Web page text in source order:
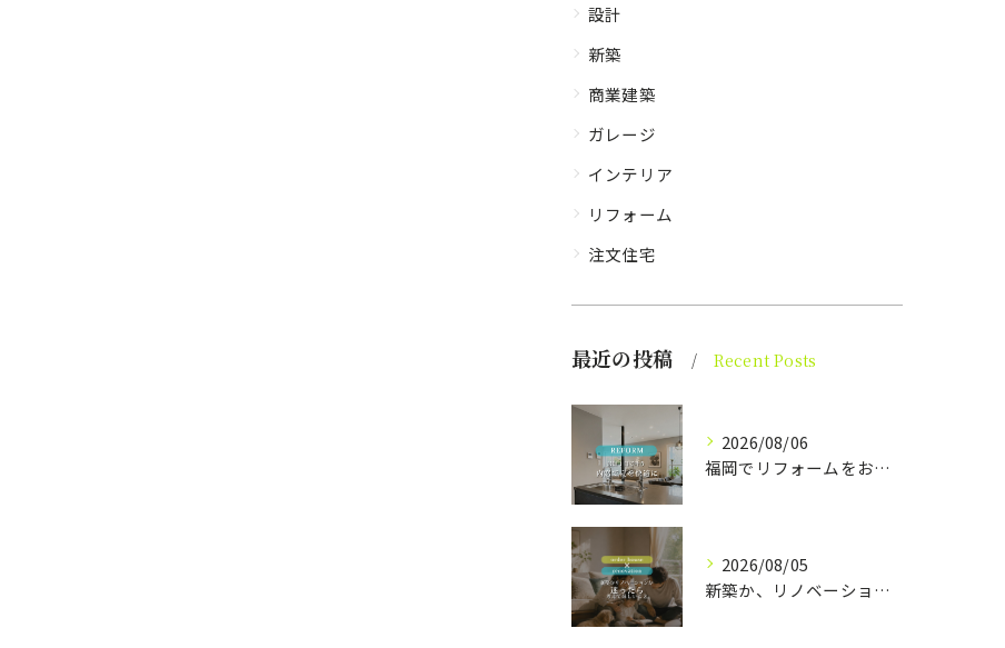
設計
新築
商業建築
ガレージ
インテリア
リフォーム
注文住宅
最近の投稿 Recent Posts
2026/08/06
福岡でリフォームをお考えの方、必見。
2026/08/05
新築か、リノベーションか。